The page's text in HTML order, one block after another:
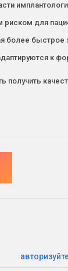
для
быстрое
к